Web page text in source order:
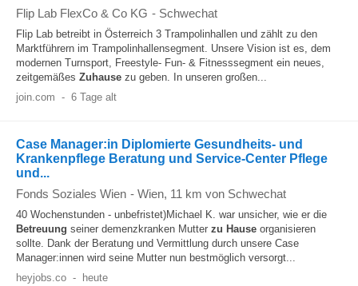
Flip Lab FlexCo & Co KG - Schwechat
Flip Lab betreibt in Österreich 3 Trampolinhallen und zählt zu den
Marktführern im Trampolinhallensegment. Unsere Vision ist es, dem
modernen Turnsport, Freestyle- Fun- & Fitnesssegment ein neues,
zeitgemäßes Zuhause zu geben. In unseren großen...
join.com - 6 Tage alt
Case Manager:in Diplomierte Gesundheits- und
Krankenpflege Beratung und Service-Center Pflege
und...
Fonds Soziales Wien - Wien, 11 km von Schwechat
40 Wochenstunden - unbefristet)Michael K. war unsicher, wie er die
Betreuung seiner demenzkranken Mutter zu Hause organisieren
sollte. Dank der Beratung und Vermittlung durch unsere Case
Manager:innen wird seine Mutter nun bestmöglich versorgt...
heyjobs.co - heute